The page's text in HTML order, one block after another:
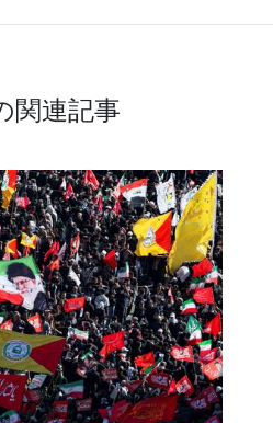
関連記事